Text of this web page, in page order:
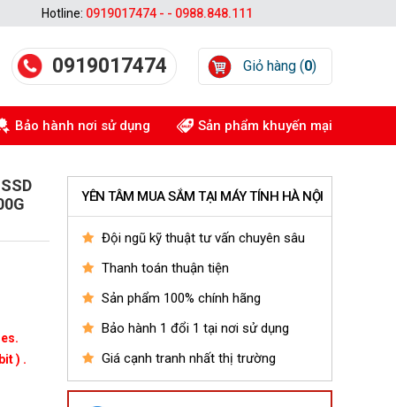
Giỏ hàng (0)
0919017474
Sản phẩm khuyến mại
Bảo hành nơi sử dụng
) .
YÊN TÂM MUA SẮM TẠI MÁY TÍNH HÀ NỘI
Đội ngũ kỹ thuật tư vấn chuyên sâu
Thanh toán thuận tiện
Sản phẩm 100% chính hãng
Bảo hành 1 đổi 1 tại nơi sử dụng
Giá cạnh tranh nhất thị trường
Hotline: 0919017474 - - 0988.848.111